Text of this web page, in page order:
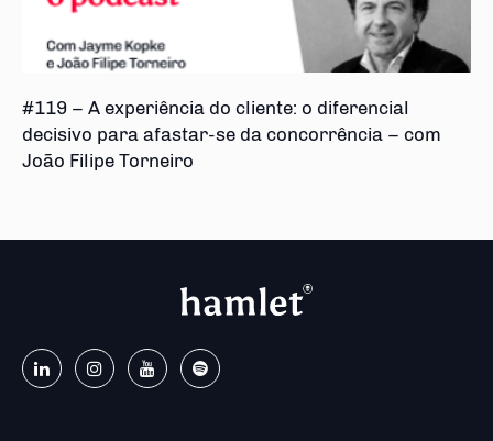
#119 – A experiência do cliente: o diferencial
decisivo para afastar-se da concorrência – com
João Filipe Torneiro